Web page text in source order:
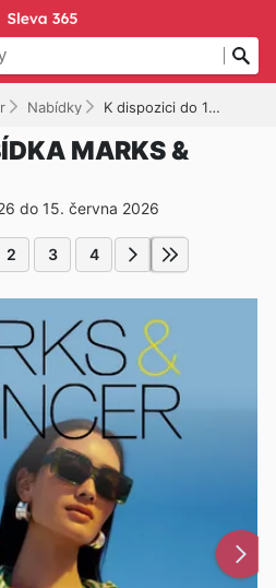
Nabídky K dispozici do 15. 06. 2026
MARKS &
do 15. června 2026
2 3 4